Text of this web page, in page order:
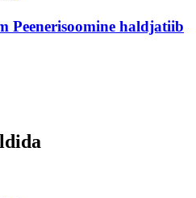
Peenerisoomine haldjatiib